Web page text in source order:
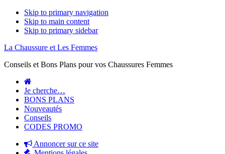
Skip to primary navigation
Skip to main content
Skip to primary sidebar
La Chaussure et Les Femmes
Conseils et Bons Plans pour vos Chaussures Femmes
Je cherche…
BONS PLANS
Nouveautés
Conseils
CODES PROMO
Annoncer sur ce site